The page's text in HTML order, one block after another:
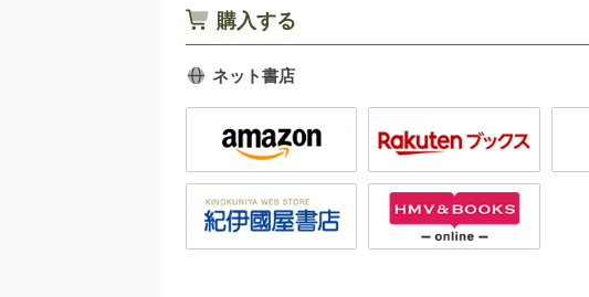
購入する
ネット書店